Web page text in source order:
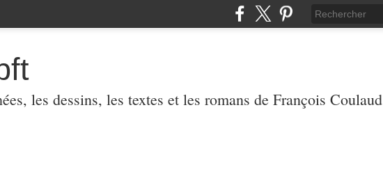
les dessins, les textes et les romans de François Coulaud